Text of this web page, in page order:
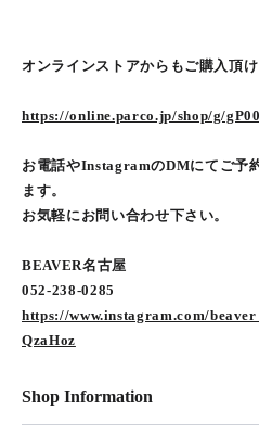
オンラインストアからもご購入頂
https://online.parco.jp/shop/g/
お電話やInstagramのDMにてご予
ます。
お気軽にお問い合わせ下さい。
BEAVER名古屋
052-238-0285
https://www.instagram.com/
QzaHoz
Shop Information